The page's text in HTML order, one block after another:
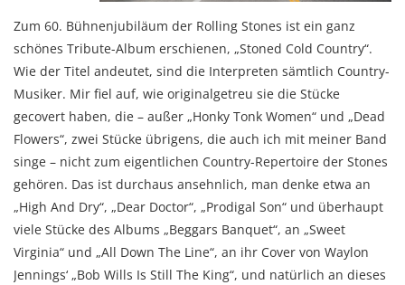
Zum 60. Bühnenjubiläum der Rolling Stones ist ein ganz
schönes Tribute-Album erschienen, „Stoned Cold Country“.
Wie der Titel andeutet, sind die Interpreten sämtlich Country-
Musiker. Mir fiel auf, wie originalgetreu sie die Stücke
gecovert haben, die – außer „Honky Tonk Women“ und „Dead
Flowers“, zwei Stücke übrigens, die auch ich mit meiner Band
singe – nicht zum eigentlichen Country-Repertoire der Stones
gehören. Das ist durchaus ansehnlich, man denke etwa an
„High And Dry“, „Dear Doctor“, „Prodigal Son“ und überhaupt
viele Stücke des Albums „Beggars Banquet“, an „Sweet
Virginia“ und „All Down The Line“, an ihr Cover von Waylon
Jennings‘ „Bob Wills Is Still The King“, und natürlich an dieses